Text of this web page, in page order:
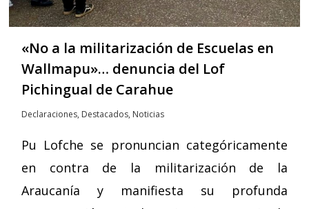
«No a la militarización de Escuelas en
Wallmapu»… denuncia del Lof
Pichingual de Carahue
Declaraciones, Destacados, Noticias
Pu Lofche se pronuncian categóricamente
en contra de la militarización de la
Araucanía y manifiesta su profunda